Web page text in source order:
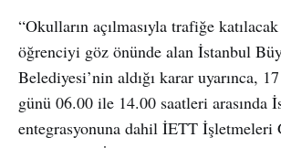
“Okulların açılmasıyla trafiğe
öğrenciyi göz önünde alan İstanbul
Belediyesi’nin aldığı karar uyarınca,
günü 06.00 ile 14.00 saatleri arasında
entegrasyonuna dahil İETT İşletmeleri